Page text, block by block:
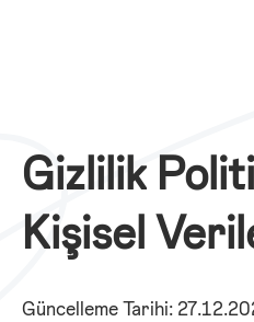
Gizlilik
Kişisel
Güncelleme Tarihi: